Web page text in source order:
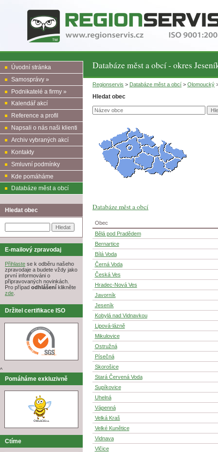
Databáze měst a obcí - okres
Úvodní stránka
Samosprávy »
Podnikatelé a firmy »
Kalendář akcí
Reference a profil
Napsali o nás naši klienti
Archiv vybraných akcí
Kontakty
Smluvní podmínky
Kde pomáháme
Databáze měst a obcí
Hledat obec
E-mailový zpravodaj
Přihlaste se k odběru našeho
zpravodaje a budete vždy jako
první informováni o
připravovaných novinkách.
Pro případ odhlášení klikněte
zde.
Držitel certifikace ISO
^
Pomáháme exkluzivně
Ctíme
Regionservis > Databáze měst a obcí > Olomoucký
Hledat obec
Databáze měst a obcí
Obec
Bělá pod Pradědem
Bernartice
Bílá Voda
Černá Voda
Česká Ves
Hradec-Nová Ves
Javorník
Jeseník
Kobylá nad Vidnavkou
Lipová-lázně
Mikulovice
Ostružná
Písečná
Skorošice
Stará Červená Voda
Supíkovice
Uhelná
Vápenná
Velká Kraš
Velké Kunětice
Vidnava
Vlčice